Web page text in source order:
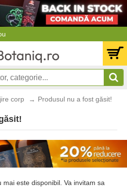
corp Produsul nu a fost găsit!
este disponibil. Va invitam sa